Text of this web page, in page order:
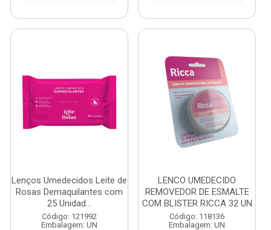
Lenços Umedecidos Leite de
Rosas Demaquilantes com
25 Unidad...
Código: 121992
Embalagem: UN
LENCO UMEDECIDO
REMOVEDOR DE ESMALTE
COM BLISTER RICCA 32 UN
Código: 118136
Embalagem: UN